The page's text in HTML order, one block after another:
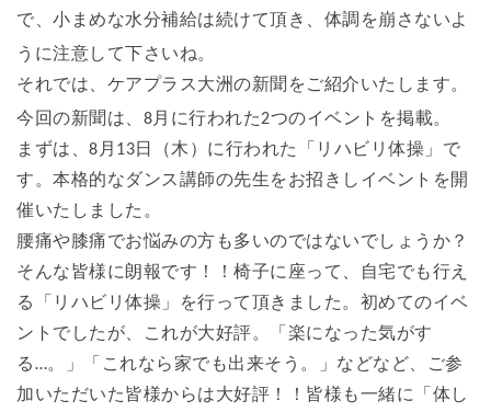
で、小まめな水分補給は続けて頂き、体調を崩さないよ
うに注意して下さいね。
それでは、ケアプラス大洲の新聞をご紹介いたします。
今回の新聞は、8月に行われた2つのイベントを掲載。
まずは、8月13日（木）に行われた「リハビリ体操」で
す。本格的なダンス講師の先生をお招きしイベントを開
催いたしました。
腰痛や膝痛でお悩みの方も多いのではないでしょうか？
そんな皆様に朗報です！！椅子に座って、自宅でも行え
る「リハビリ体操」を行って頂きました。 初めてのイベ
ントでしたが、これが大好評。
「楽になった気がす
る…。」「これなら家でも出来そう。」などなど、ご参
加いただいた皆様からは大好評！！皆様も一緒に「体し